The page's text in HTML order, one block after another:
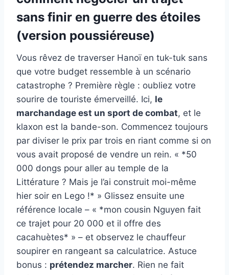
sans finir en guerre des étoiles
(version poussiéreuse)
Vous rêvez de traverser Hanoï en tuk-tuk sans
que votre budget ressemble à un scénario
catastrophe ? Première règle : oubliez votre
sourire de touriste émerveillé. Ici, le
marchandage est un sport de combat, et le
klaxon est la bande-son. Commencez toujours
par diviser le prix par trois en riant comme si on
vous avait proposé de vendre un rein. « *50
000 dongs pour aller au temple de la
Littérature ? Mais je l’ai construit moi-même
hier soir en Lego !* » Glissez ensuite une
référence locale – « *mon cousin Nguyen fait
ce trajet pour 20 000 et il offre des
cacahuètes* » – et observez le chauffeur
soupirer en rangeant sa calculatrice. Astuce
bonus : prétendez marcher. Rien ne fait